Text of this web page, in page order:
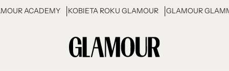
ACADEMY KOBIETA ROKU GLAMOUR GLAMOUR